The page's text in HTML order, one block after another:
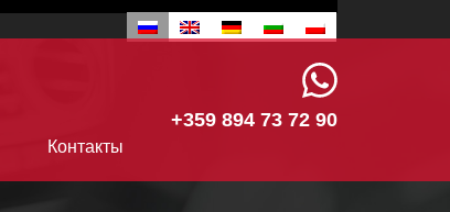
+359 894 73 72 90
Контакты